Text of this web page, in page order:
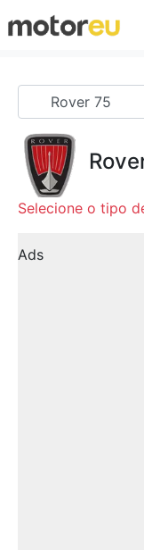
Selecione o tipo
Ads